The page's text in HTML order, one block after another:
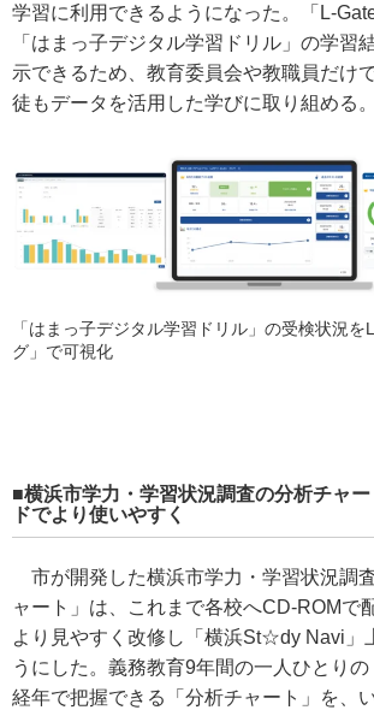
学習に利用できるようになった。「L-
「はまっ子デジタル学習ドリル」の学習
示できるため、教育委員会や教職員だけ
徒もデータを活用した学びに取り組める。
「はまっ子デジタル学習ドリル」の受検状況を
グ」で可視化
■横浜市学力・学習状況調査の分析チャ
ドでより使いやすく
市が開発した横浜市学力・学習状況調
ャート」は、これまで各校へCD-ROMで
より見やすく改修し「横浜St☆dy Navi」
うにした。義務教育9年間の一人ひとり
経年で把握できる「分析チャート」を、